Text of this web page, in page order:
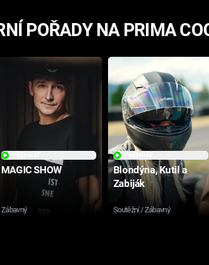
POŘADY NA PRIMA
MAGIC SHOW
Zábavný
Blondýna, Kutil a
Zabiják
Soutěžní / Zábavný